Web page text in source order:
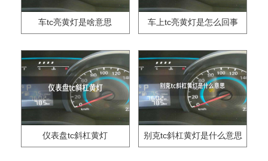
车tc亮黄灯是啥意思 车上tc亮黄灯是怎么回事
仪表盘tc斜杠黄灯 别克tc斜杠黄灯是什么意思